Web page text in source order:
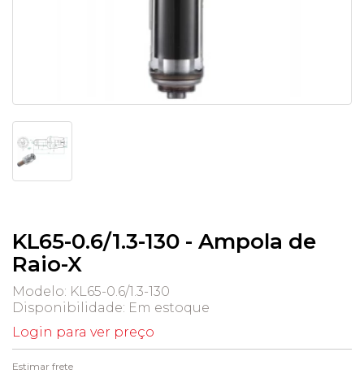
KL65-0.6/1.3-130 - Ampola de
Raio-X
Modelo: KL65-0.6/1.3-130
Disponibilidade: Em estoque
Login para ver preço
Estimar frete